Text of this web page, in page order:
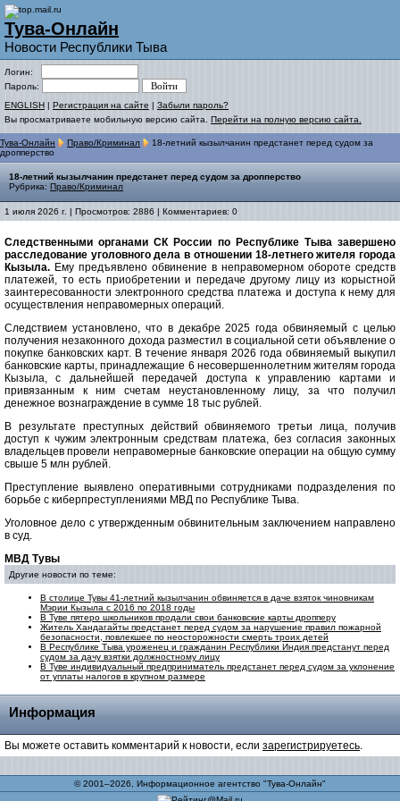
Тува-Онлайн
Новости Республики Тыва
Логин:
Пароль:
ENGLISH | Регистрация на сайте | Забыли пароль?
Вы просматриваете мобильную версию сайта. Перейти на полную версию сайта.
Тува-Онлайн Право/Криминал
18-летний кызылчанин предстанет перед судом за
дропперство
18-летний кызылчанин предстанет перед судом за дропперство
Рубрика: Право/Криминал
1 июля 2026 г. | Просмотров: 2886 | Комментариев: 0
Следственными органами СК России по Республике Тыва завершено
расследование уголовного дела в отношении 18-летнего жителя города
Кызыла. Ему предъявлено обвинение в неправомерном обороте средств
платежей, то есть приобретении и передаче другому лицу из корыстной
заинтересованности электронного средства платежа и доступа к нему для
осуществления неправомерных операций.
Следствием установлено, что в декабре 2025 года обвиняемый с целью
получения незаконного дохода разместил в социальной сети объявление о
покупке банковских карт. В течение января 2026 года обвиняемый выкупил
банковские карты, принадлежащие 6 несовершеннолетним жителям города
Кызыла, с дальнейшей передачей доступа к управлению картами и
привязанным к ним счетам неустановленному лицу, за что получил
денежное вознаграждение в сумме 18 тыс рублей.
В результате преступных действий обвиняемого третьи лица, получив
доступ к чужим электронным средствам платежа, без согласия законных
владельцев провели неправомерные банковские операции на общую сумму
свыше 5 млн рублей.
Преступление выявлено оперативными сотрудниками подразделения по
борьбе с киберпреступлениями МВД по Республике Тыва.
Уголовное дело с утвержденным обвинительным заключением направлено
в суд.
МВД Тувы
Другие новости по теме:
В столице Тувы 41-летний кызылчанин обвиняется в даче взяток чиновникам
Мэрии Кызыла с 2016 по 2018 годы
В Туве пятеро школьников продали свои банковские карты дропперу
Житель Хандагайты предстанет перед судом за нарушение правил пожарной
безопасности, повлекшее по неосторожности смерть троих детей
В Республике Тыва уроженец и гражданин Республики Индия предстанут перед
судом за дачу взятки должностному лицу
В Туве индивидуальный предприниматель предстанет перед судом за уклонение
от уплаты налогов в крупном размере
Информация
Вы можете оставить комментарий к новости, если зарегистрируетесь.
© 2001–2026, Информационное агентство "Тува-Онлайн"